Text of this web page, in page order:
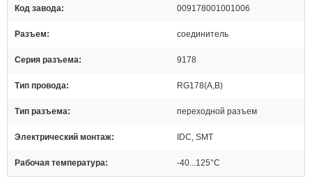
Код завода 009178001001006
Разъем соединитель
Серия разъема 9178
Тип провода RG178(A,B)
Тип разъема переходной разъем
Электрический монтаж IDC, SMT
Рабочая температура -40...125°C